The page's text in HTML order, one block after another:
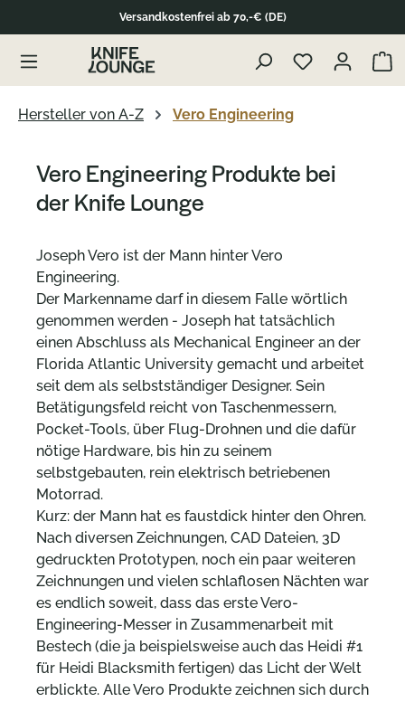
Versandkostenfrei ab 70,-€ (DE)
Hersteller von A-Z Vero Engineering
Vero Engineering Produkte bei
der Knife Lounge
Joseph Vero ist der Mann hinter Vero
Engineering.
Der Markenname darf in diesem Falle wörtlich
genommen werden - Joseph hat tatsächlich
einen Abschluss als Mechanical Engineer an der
Florida Atlantic University gemacht und arbeitet
seit dem als selbstständiger Designer. Sein
Betätigungsfeld reicht von Taschenmessern,
Pocket-Tools, über Flug-Drohnen und die dafür
nötige Hardware, bis hin zu seinem
selbstgebauten, rein elektrisch betriebenen
Motorrad.
Kurz: der Mann hat es faustdick hinter den Ohren.
Nach diversen Zeichnungen, CAD Dateien, 3D
gedruckten Prototypen, noch ein paar weiteren
Zeichnungen und vielen schlaflosen Nächten war
es endlich soweit, dass das erste Vero-
Engineering-Messer in Zusammenarbeit mit
Bestech (die ja beispielsweise auch das Heidi #1
für Heidi Blacksmith fertigen) das Licht der Welt
erblickte. Alle Vero Produkte zeichnen sich durch